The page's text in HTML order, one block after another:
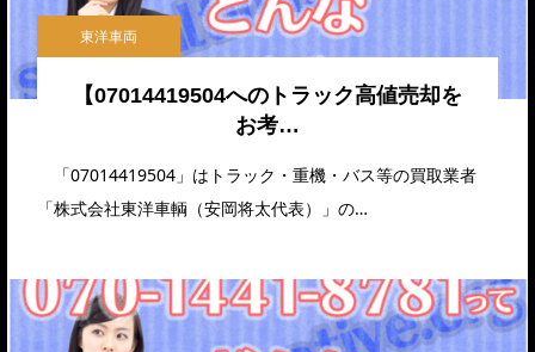
東洋車両
【07014419504へのトラック高値売却を
お考…
「07014419504」はトラック・重機・バス等の買取業者
「株式会社東洋車輌（安岡将太代表）」の…